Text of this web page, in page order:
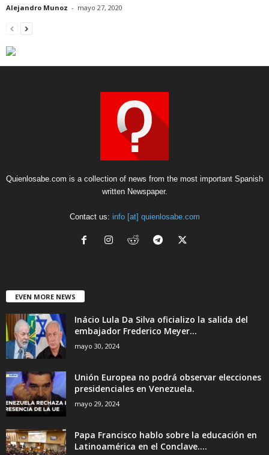
Alejandro Munoz - mayo 27, 2020
Quienlosabe.com is a collection of news from the most important Spanish
written Newspaper.
Contact us: info [at] quienlosabe.com
EVEN MORE NEWS
Inácio Lula Da Silva oficializo la salida del
embajador Frederico Meyer...
mayo 30, 2024
Unión Europea no podrá observar elecciones
presidenciales en Venezuela.
mayo 29, 2024
Papa Francisco hablo sobre la educación en
Latinoamérica en el Conclave....